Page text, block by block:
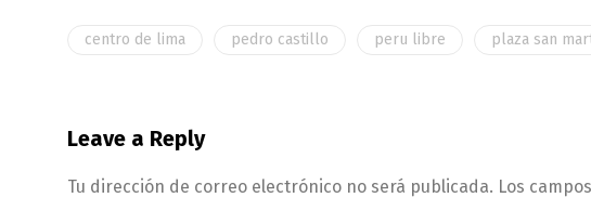
centro de lima pedro castillo peru libre plaza san
Leave a Reply
Tu dirección de correo electrónico no será publicada. Los